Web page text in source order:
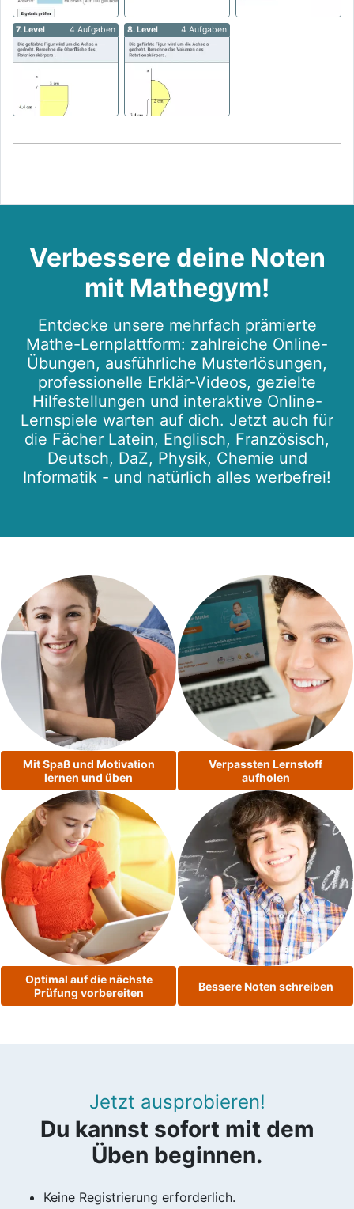
7. Level 4 Aufgaben 8. Level 4 Aufgaben
Verbessere deine Noten
mit Mathegym!
Entdecke unsere mehrfach prämierte
Mathe-Lernplattform: zahlreiche Online-
Übungen, ausführliche Musterlösungen,
professionelle Erklär-Videos, gezielte
Hilfestellungen und interaktive Online-
Lernspiele warten auf dich. Jetzt auch für
die Fächer Latein, Englisch, Französisch,
Deutsch, DaZ, Physik, Chemie und
Informatik - und natürlich alles werbefrei!
Mit Spaß und Motivation
lernen und üben
Verpassten Lernstoff
aufholen
Optimal auf die nächste
Prüfung vorbereiten
Bessere Noten schreiben
Jetzt ausprobieren!
Du kannst sofort mit dem
Üben beginnen.
Keine Registrierung erforderlich.